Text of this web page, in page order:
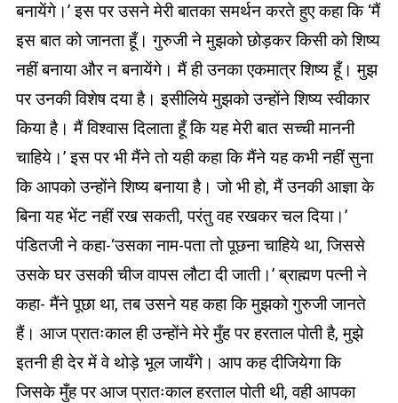
बनायेंगे।’ इस पर उसने मेरी बातका समर्थन करते हुए कहा कि ‘मैं
इस बात को जानता हूँ। गुरुजी ने मुझको छोड़कर किसी को शिष्य
नहीं बनाया और न बनायेंगे। मैं ही उनका एकमात्र शिष्य हूँ। मुझ
पर उनकी विशेष दया है। इसीलिये मुझको उन्होंने शिष्य स्वीकार
किया है। मैं विश्वास दिलाता हूँ कि यह मेरी बात सच्ची माननी
चाहिये।’ इस पर भी मैंने तो यही कहा कि मैंने यह कभी नहीं सुना
कि आपको उन्होंने शिष्य बनाया है। जो भी हो, मैं उनकी आज्ञा के
बिना यह भेंट नहीं रख सकती, परंतु वह रखकर चल दिया।’
पंडितजी ने कहा-‘उसका नाम-पता तो पूछना चाहिये था, जिससे
उसके घर उसकी चीज वापस लौटा दी जाती।’ ब्राह्मण पत्नी ने
कहा- मैंने पूछा था, तब उसने यह कहा कि मुझको गुरुजी जानते
हैं। आज प्रातःकाल ही उन्होंने मेरे मुँह पर हरताल पोती है, मुझे
इतनी ही देर में वे थोड़े भूल जायँगे। आप कह दीजियेगा कि
जिसके मुँह पर आज प्रातःकाल हरताल पोती थी, वही आपका